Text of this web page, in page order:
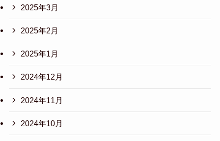
2025年3月
2025年2月
2025年1月
2024年12月
2024年11月
2024年10月